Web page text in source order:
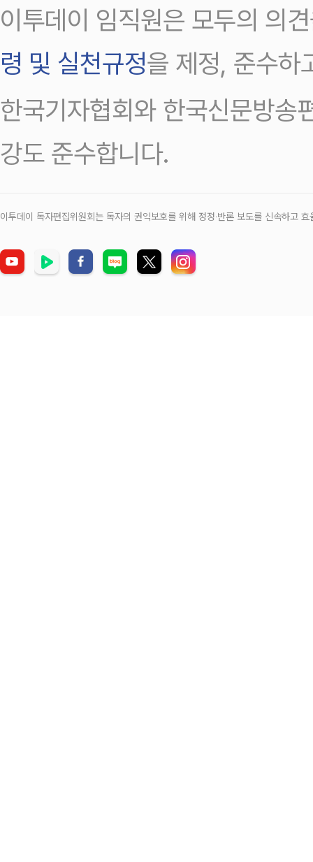
이투데이 임직원은 모두의 의
령 및 실천규정을 제정, 준수하
한국기자협회와 한국신문방송
강도 준수합니다.
이투데이 독자편집위원회는 독자의 권익보호를 위해 정정‧반론 보도를 신속하고